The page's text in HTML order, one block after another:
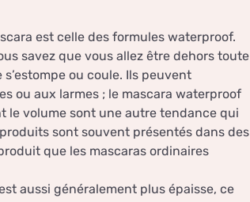
est celle des formules waterproof.
savez que vous allez être dehors toute
ou coule. Ils peuvent
ou aux larmes ; le mascara waterproof
le volume sont une autre tendance qui
sont souvent présentés dans des
que les mascaras ordinaires
aussi généralement plus épaisse, ce